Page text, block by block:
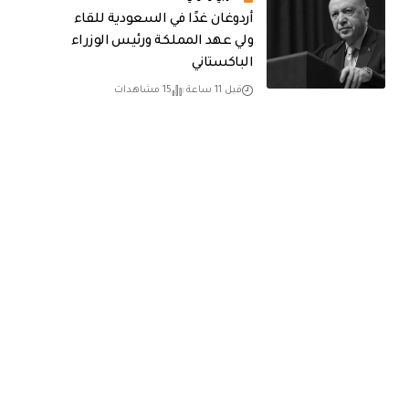
أردوغان غدًا في السعودية للقاء
ولي عهد المملكة ورئيس الوزراء
الباكستاني
قبل 11 ساعة 15 مشاهدات